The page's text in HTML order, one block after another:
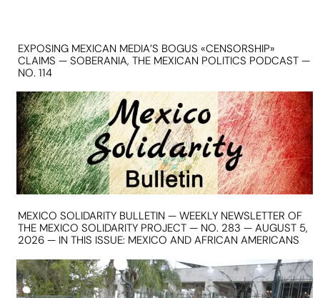
EXPOSING MEXICAN MEDIA’S BOGUS «CENSORSHIP»
CLAIMS — SOBERANIA, THE MEXICAN POLITICS PODCAST —
NO. 114
MEXICO SOLIDARITY BULLETIN — WEEKLY NEWSLETTER OF
THE MEXICO SOLIDARITY PROJECT — NO. 283 — AUGUST 5,
2026 — IN THIS ISSUE: MEXICO AND AFRICAN AMERICANS